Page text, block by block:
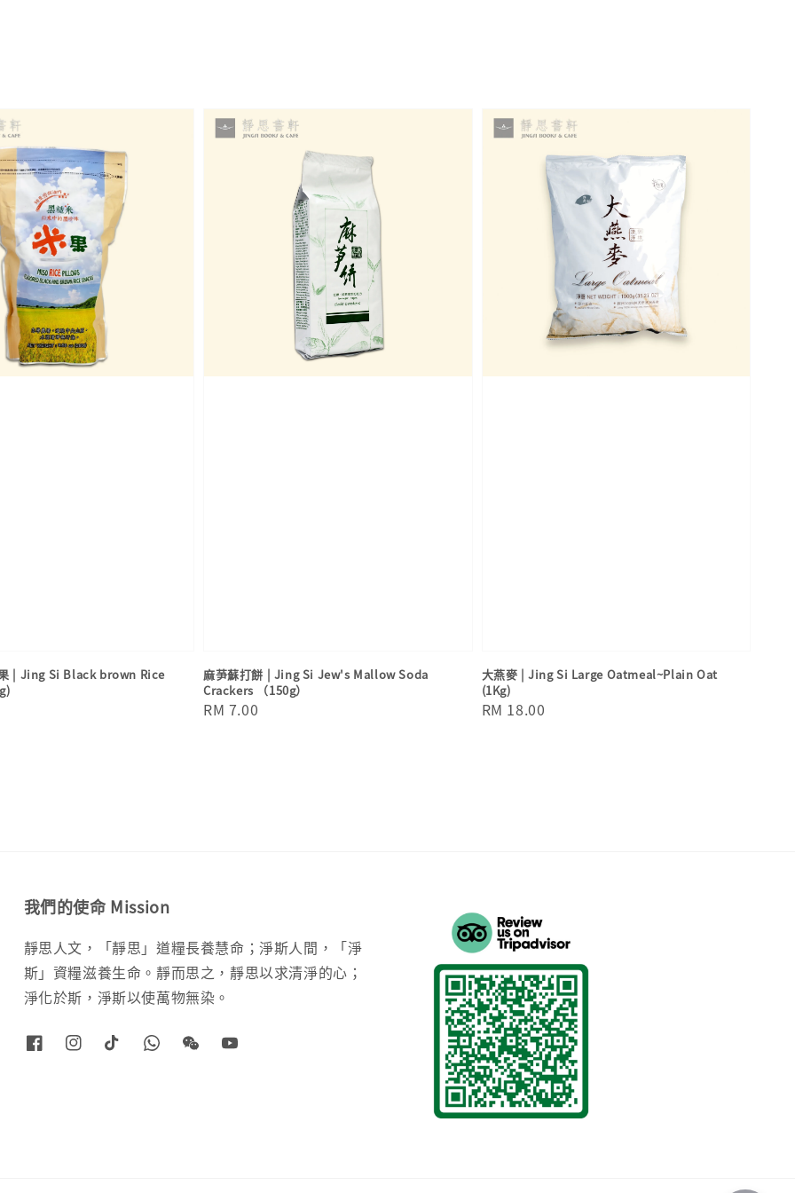
| Jing Si Black brown Rice
麻芛蘇打餅 | Jing Si Jew's Mallow Soda
Crackers （150g）
Regular
RM 7.00
大燕麥 | Jing Si Large Oatmeal~Plain Oat
(1Kg)
Regular
RM 18.00
我們的使命 Mission
靜思人文，「靜思」道糧長養慧命；淨斯人間，「淨
斯」資糧滋養生命。靜而思之，靜思以求清淨的心；
淨化於斯，淨斯以使萬物無染。